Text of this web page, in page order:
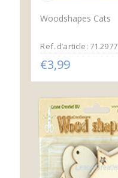
Woodshapes Cats
Ref. d’article: 71.2977
€3,99